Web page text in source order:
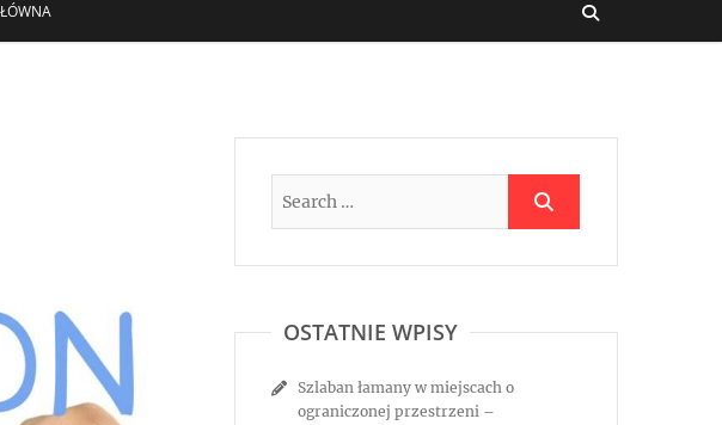
OSTATNIE WPISY
Szlaban łamany w miejscach o
ograniczonej przestrzeni –